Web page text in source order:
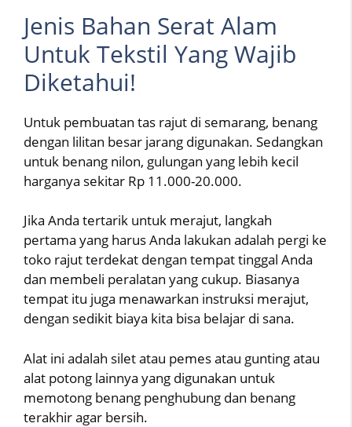
Jenis Bahan Serat Alam
Untuk Tekstil Yang Wajib
Diketahui!
Untuk pembuatan tas rajut di semarang, benang
dengan lilitan besar jarang digunakan. Sedangkan
untuk benang nilon, gulungan yang lebih kecil
harganya sekitar Rp 11.000-20.000.
Jika Anda tertarik untuk merajut, langkah
pertama yang harus Anda lakukan adalah pergi ke
toko rajut terdekat dengan tempat tinggal Anda
dan membeli peralatan yang cukup. Biasanya
tempat itu juga menawarkan instruksi merajut,
dengan sedikit biaya kita bisa belajar di sana.
Alat ini adalah silet atau pemes atau gunting atau
alat potong lainnya yang digunakan untuk
memotong benang penghubung dan benang
terakhir agar bersih.